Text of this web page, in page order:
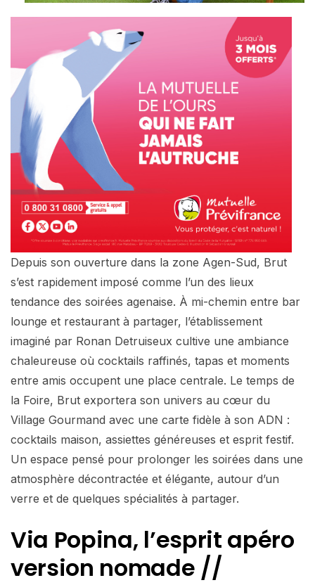
Depuis son ouverture dans la zone Agen-Sud, Brut
s’est rapidement imposé comme l’un des lieux
tendance des soirées agenaise. À mi-chemin entre bar
lounge et restaurant à partager, l’établissement
imaginé par Ronan Detruiseux cultive une ambiance
chaleureuse où cocktails raffinés, tapas et moments
entre amis occupent une place centrale. Le temps de
la Foire, Brut exportera son univers au cœur du
Village Gourmand avec une carte fidèle à son ADN :
cocktails maison, assiettes généreuses et esprit festif.
Un espace pensé pour prolonger les soirées dans une
atmosphère décontractée et élégante, autour d’un
verre et de quelques spécialités à partager.
Via Popina, l’esprit apéro
version nomade //